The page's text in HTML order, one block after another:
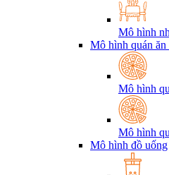
Mô hình
Mô hình quán ăn
Mô hình
Mô hình
Mô hình đồ uống